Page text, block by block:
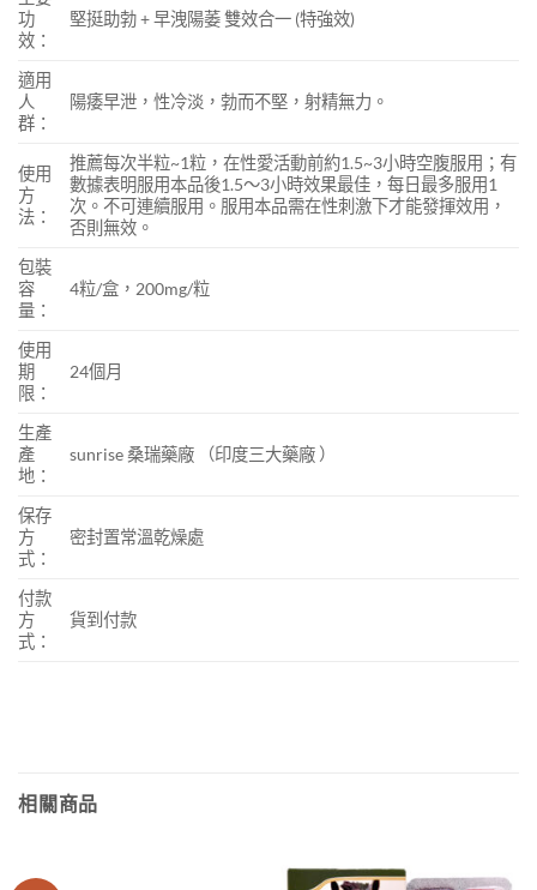
功
效：
堅挺助勃 + 早洩陽萎 雙效合一 (特強效)
適用
人
群：
陽痿早泄，性冷淡，勃而不堅，射精無力。
使用
方
法：
推薦每次半粒~1粒，在性愛活動前約1.5~3小時空腹服用；有
數據表明服用本品後1.5～3小時效果最佳，每日最多服用1
次。不可連續服用。服用本品需在性刺激下才能發揮效用，
否則無效。
包裝
容
量：
4粒/盒，200mg/粒
使用
期
限：
24個月
生產
產
地：
sunrise 桑瑞藥廠 （印度三大藥廠 ）
保存
方
式：
密封置常溫乾燥處
付款
方
式：
貨到付款
相關商品